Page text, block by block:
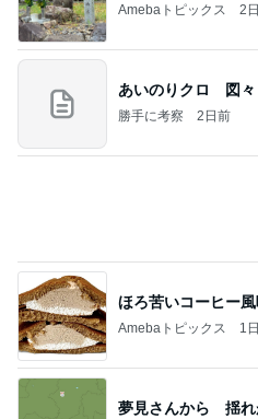
Amebaトピックス 2
あいのりクロ 図々
勝手に考察 2日前
ほろ苦いコーヒー
Amebaトピックス 1
夢見さんから 揺れ